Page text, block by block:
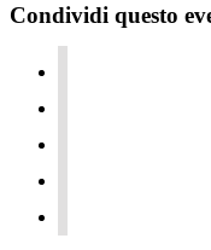
Condividi questo